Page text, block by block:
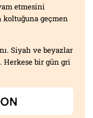
etmesini
koltuğuna geçmen
Siyah ve beyazlar
Herkese bir gün gri